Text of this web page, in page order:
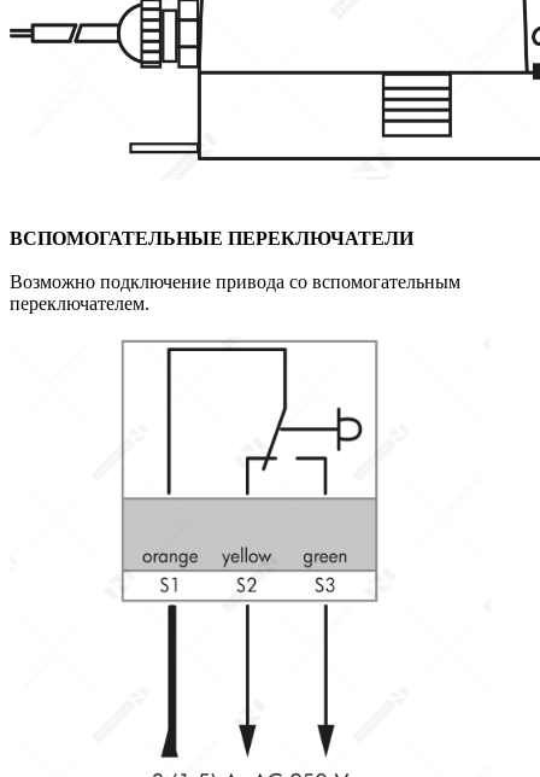
ВСПОМОГАТЕЛЬНЫЕ ПЕРЕКЛЮЧАТЕЛИ
Возможно подключение привода со вспомогательным
переключателем.